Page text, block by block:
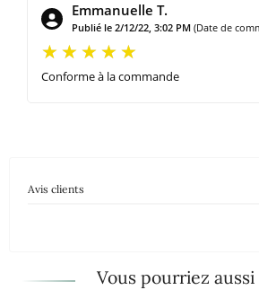
Emmanuelle T.
Publié le 2/12/22, 3:02 PM (Date de
Conforme à la commande
Avis clients
Vous pourriez